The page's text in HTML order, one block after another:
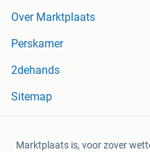
Over Marktplaats
Perskamer
2dehands
Sitemap
Marktplaats is, voor zover